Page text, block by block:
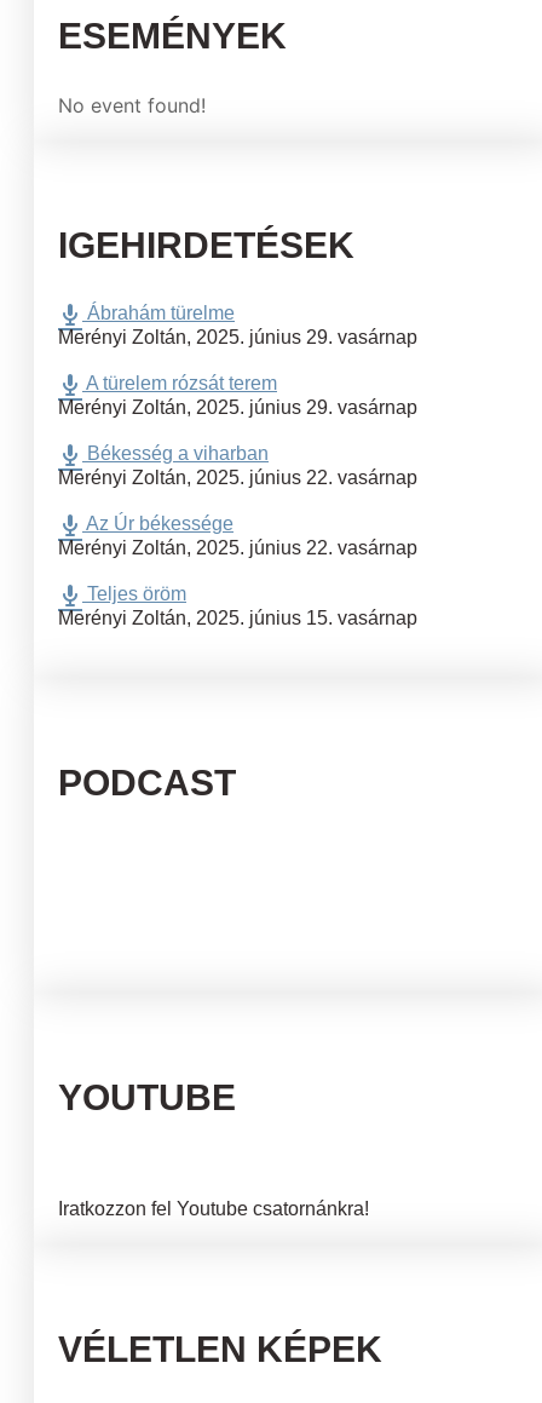
ESEMÉNYEK
No event found!
IGEHIRDETÉSEK
Ábrahám türelme
Merényi Zoltán, 2025. június 29. vasárnap
A türelem rózsát terem
Merényi Zoltán, 2025. június 29. vasárnap
Békesség a viharban
Merényi Zoltán, 2025. június 22. vasárnap
Az Úr békessége
Merényi Zoltán, 2025. június 22. vasárnap
Teljes öröm
Merényi Zoltán, 2025. június 15. vasárnap
PODCAST
YOUTUBE
Iratkozzon fel Youtube csatornánkra!
VÉLETLEN KÉPEK